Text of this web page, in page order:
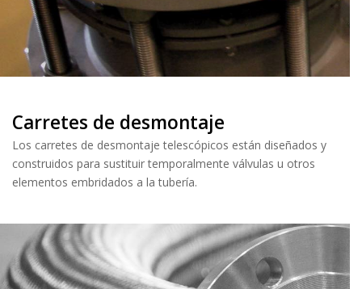
Carretes de desmontaje
Los carretes de desmontaje telescópicos están diseñados y
construidos para sustituir temporalmente válvulas u otros
elementos embridados a la tubería.